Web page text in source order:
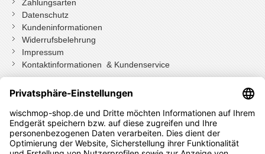
Zahlungsarten
Datenschutz
Kundeninformationen
Widerrufsbelehrung
Impressum
Kontaktinformationen & Kundenservice
Wenn Sie mit Kundenkonto bestellt haben, können Sie sich
einloggen
und bei der Bestellung in Ihrem Konto den Widerrufen Button
drücken.